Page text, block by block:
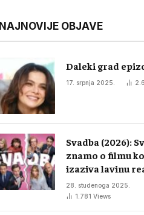
NAJNOVIJE OBJAVE
Daleki grad
17. srpnja 2025.
Svadba (2026):
znamo o filmu
izaziva lavinu
regiji
28. studenoga 2025.
1.781 Views